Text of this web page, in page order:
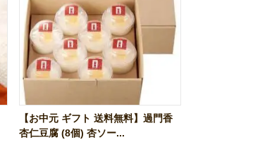
【お中元 ギフト 送料無料】過門香
杏仁豆腐 (8個) 杏ソー...